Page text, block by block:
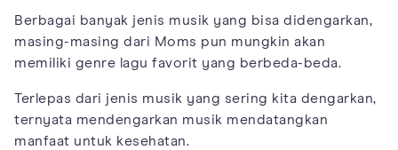
Berbagai banyak jenis musik yang bisa didengarkan,
masing-masing dari Moms pun mungkin akan
memiliki genre lagu favorit yang berbeda-beda.
Terlepas dari jenis musik yang sering kita dengarkan,
ternyata mendengarkan musik mendatangkan
manfaat untuk kesehatan.